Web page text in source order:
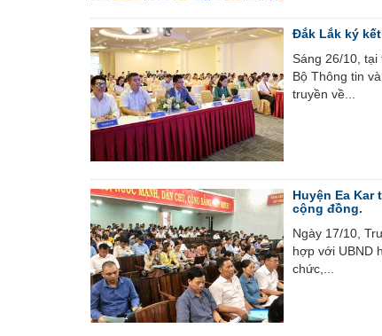
Đắk Lắk ký
Sáng 26/10,
Bộ Thông tin
truyền về...
Huyện Ea
cộng đồng.
Ngày 17/10,
hợp với UBND
chức,...